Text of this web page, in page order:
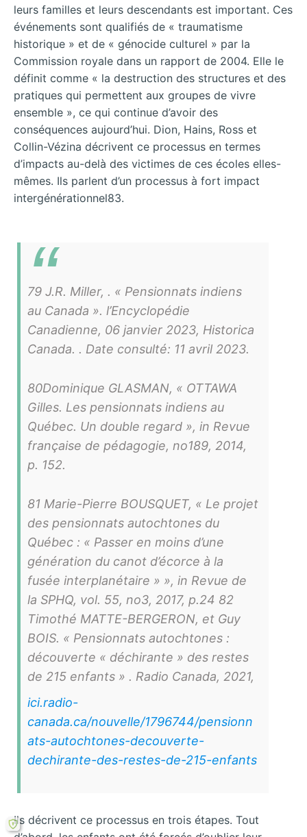
leurs familles et leurs descendants est important. Ces
événements sont qualifiés de « traumatisme
historique » et de « génocide culturel » par la
Commission royale dans un rapport de 2004. Elle le
définit comme « la destruction des structures et des
pratiques qui permettent aux groupes de vivre
ensemble », ce qui continue d’avoir des
conséquences aujourd’hui. Dion, Hains, Ross et
Collin-Vézina décrivent ce processus en termes
d’impacts au-delà des victimes de ces écoles elles-
mêmes. Ils parlent d’un processus à fort impact
intergénérationnel83.
79 J.R. Miller, . « Pensionnats indiens
au Canada ». l’Encyclopédie
Canadienne, 06 janvier 2023, Historica
Canada. . Date consulté: 11 avril 2023.
80Dominique GLASMAN, « OTTAWA
Gilles. Les pensionnats indiens au
Québec. Un double regard », in Revue
française de pédagogie, no189, 2014,
p. 152.
81 Marie-Pierre BOUSQUET, « Le projet
des pensionnats autochtones du
Québec : « Passer en moins d’une
génération du canot d’écorce à la
fusée interplanétaire » », in Revue de
la SPHQ, vol. 55, no3, 2017, p.24 82
Timothé MATTE-BERGERON, et Guy
BOIS. « Pensionnats autochtones :
découverte « déchirante » des restes
de 215 enfants » . Radio Canada, 2021,
ici.radio-
canada.ca/nouvelle/1796744/pensionn
ats-autochtones-decouverte-
dechirante-des-restes-de-215-enfants
Ils décrivent ce processus en trois étapes. Tout